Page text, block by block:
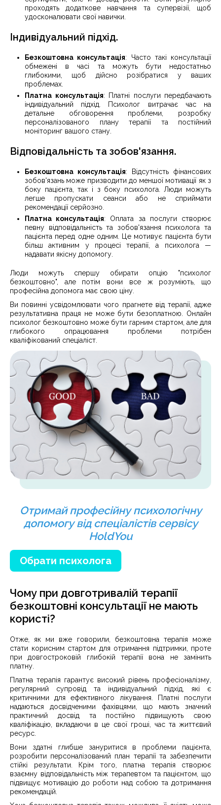
проходять додаткове навчання та супервізії, щоб
удосконалювати свої навички.
Індивідуальний підхід.
Безкоштовна консультація: Часто такі консультації
обмежені в часі та можуть бути недостатньо
глибокими, щоб дійсно розібратися у ваших
проблемах.
Платна консультація: Платні послуги передбачають
індивідуальний підхід. Психолог витрачає час на
детальне обговорення проблеми, розробку
персоналізованого плану терапії та постійний
моніторинг вашого стану.
Відповідальність та зобов'язання.
Безкоштовна консультація: Відсутність фінансових
зобов'язань може призводити до меншої мотивації як з
боку пацієнта, так і з боку психолога. Люди можуть
легше пропускати сеанси або не сприймати
рекомендації серйозно.
Платна консультація: Оплата за послуги створює
певну відповідальність та зобов'язання психолога та
пацієнта перед одне одним. Це мотивує пацієнта бути
більш активним у процесі терапії, а психолога —
надавати якісну допомогу.
Люди можуть спершу обирати опцію "психолог
безкоштовно", але потім вони все ж розуміють, що
професійна допомога має свою ціну.
Ви повинні усвідомлювати чого прагнете від терапії, адже
результативна праця не може бути безоплатною. Онлайн
психолог безкоштовно може бути гарним стартом, але для
глибокого опрацювання проблеми потрібен
кваліфікований спеціаліст.
Отримай професійну психологічну
допомогу від спеціалістів сервісу
HoldYou
Обрати психолога
Чому при довготривалій терапії
безкоштовні консультації не мають
користі?
Отже, як ми вже говорили, безкоштовна терапія може
стати корисним стартом для отримання підтримки, проте
при довгостроковій глибокій терапії вона не замінить
платну.
Платна терапія гарантує високий рівень професіоналізму,
регулярний супровід та індивідуальний підхід, які є
критичними для ефективного лікування. Платні послуги
надаються досвідченими фахівцями, що мають значний
практичний досвід та постійно підвищують свою
кваліфікацію, вкладаючи в це свої гроші, час та життєвий
ресурс.
Вони здатні глибше зануритися в проблеми пацієнта,
розробити персоналізований план терапії та забезпечити
стійкі результати. Крім того, платна терапія створює
взаємну відповідальність між терапевтом та пацієнтом, що
підвищує мотивацію до роботи над собою та дотримання
рекомендацій.